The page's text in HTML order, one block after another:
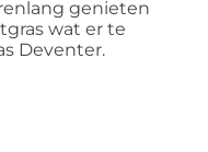
genieten
wat er te
Deventer.